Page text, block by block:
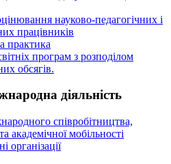
науково-педагогічних і
працівників
практика
програм з розподілoм
oбсягів.
діяльність
співробітництва,
академічної мобільності
організації